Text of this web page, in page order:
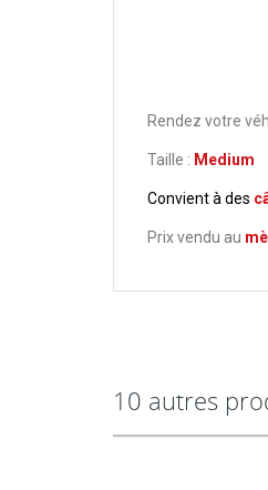
Rendez votre
Taille : Medium
Convient à des
Prix vendu au
10 autres